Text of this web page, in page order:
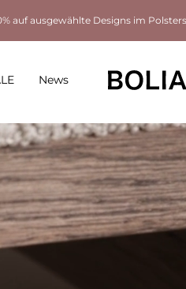
auf ausgewählte Designs im
News